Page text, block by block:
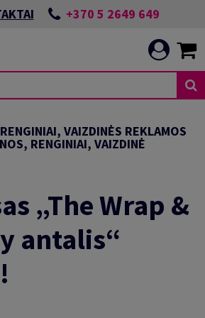
+370 5 2649 649
VAIZDINĖS REKLAMOS
RENGINIAI, VAIZDINĖ
„The Wrap &
antalis“